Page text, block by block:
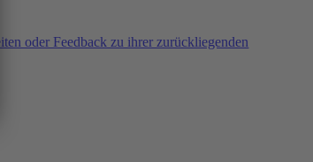
oder Feedback zu ihrer zurückliegenden